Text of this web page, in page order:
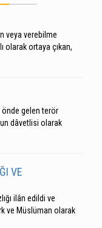
veya verebilme
olarak ortaya çıkan,
gelen terör
dâvetlisi olarak
VE
ilân edildi ve
ve Müslüman olarak